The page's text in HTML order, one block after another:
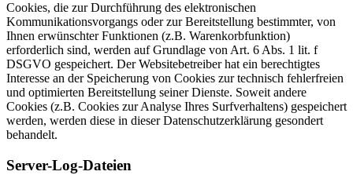
Cookies, die zur Durchführung des elektronischen
Kommunikationsvorgangs oder zur Bereitstellung bestimmter, von
Ihnen erwünschter Funktionen (z.B. Warenkorbfunktion)
erforderlich sind, werden auf Grundlage von Art. 6 Abs. 1 lit. f
DSGVO gespeichert. Der Websitebetreiber hat ein berechtigtes
Interesse an der Speicherung von Cookies zur technisch fehlerfreien
und optimierten Bereitstellung seiner Dienste. Soweit andere
Cookies (z.B. Cookies zur Analyse Ihres Surfverhaltens) gespeichert
werden, werden diese in dieser Datenschutzerklärung gesondert
behandelt.
Server-Log-Dateien